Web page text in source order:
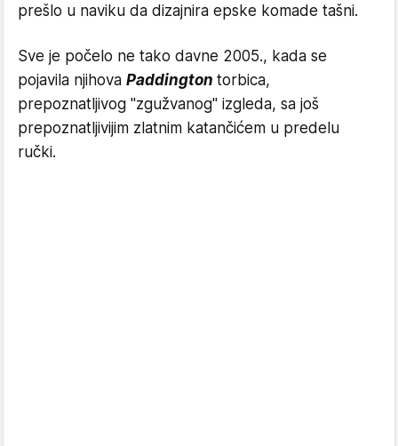
prešlo u naviku da dizajnira epske komade tašni.
Sve je počelo ne tako davne 2005., kada se
pojavila njihova Paddington torbica,
prepoznatljivog "zgužvanog" izgleda, sa još
prepoznatljivijim zlatnim katančićem u predelu
ručki.